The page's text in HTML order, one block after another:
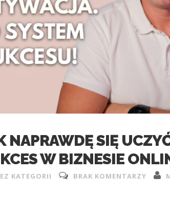
NAPRAWDĘ SIĘ
W BIZNESIE
KATEGORII BRAK KOMENTARZY